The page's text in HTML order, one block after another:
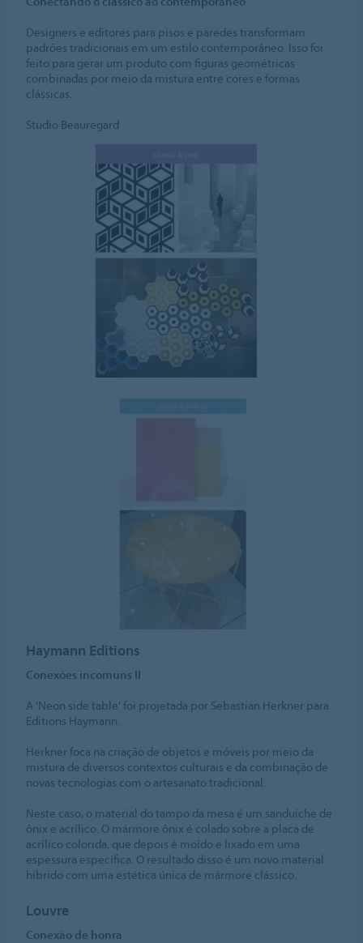
Designers e editores para pisos e paredes transformam
padrões tradicionais em um estilo contemporâneo. Isso foi
feito para gerar um produto com figuras geométricas
combinadas por meio da mistura entre cores e formas
clássicas.
Studio Beauregard
Haymann Editions
Conexões incomuns II
A 'Neon side table' foi projetada por Sebastian Herkner para
Editions Haymann.
Herkner foca na criação de objetos e móveis por meio da
mistura de diversos contextos culturais e da combinação de
novas tecnologias com o artesanato tradicional.
Neste caso, o material do tampo da mesa é um sanduíche de
ônix e acrílico. O mármore ônix é colado sobre a placa de
acrílico colorida, que depois é moído e lixado em uma
espessura específica. O resultado disso é um novo material
híbrido com uma estética única de mármore clássico.
Louvre
Conexão de honra